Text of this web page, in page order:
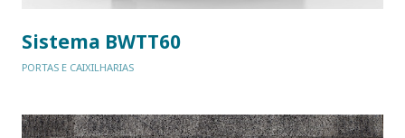
Sistema BWTT60
PORTAS E CAIXILHARIAS